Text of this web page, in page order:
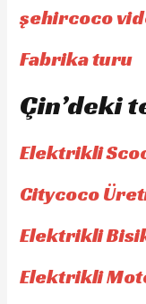
şehircoco
Fabrika turu
Çin’deki
Elektrikli
Citycoco
Elektrikli
Elektrikli